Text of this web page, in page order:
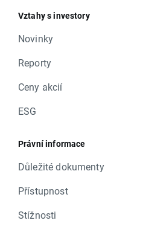
Vztahy s investory
Novinky
Reporty
Ceny akcií
ESG
Právní informace
Důležité dokumenty
Přístupnost
Stížnosti